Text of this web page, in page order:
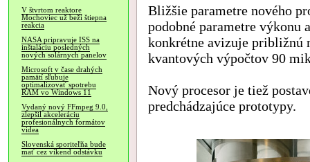
V štvrtom reaktore
Mochoviec už beží štiepna
reakcia
NASA pripravuje ISS na
inštaláciu posledných
nových solárnych panelov
Microsoft v čase drahých
pamätí sľubuje
optimalizovať spotrebu
RAM vo Windows 11
Vydaný nový FFmpeg 9.0,
zlepšil akceleráciu
profesionálnych formátov
videa
Slovenská sporiteľňa bude
mať cez víkend odstávku
Bližšie parametre nového
podobné parametre výkonu
konkrétne avizuje približnú
kvantových výpočtov 90
Nový procesor je tiež
predchádzajúce prototypy.